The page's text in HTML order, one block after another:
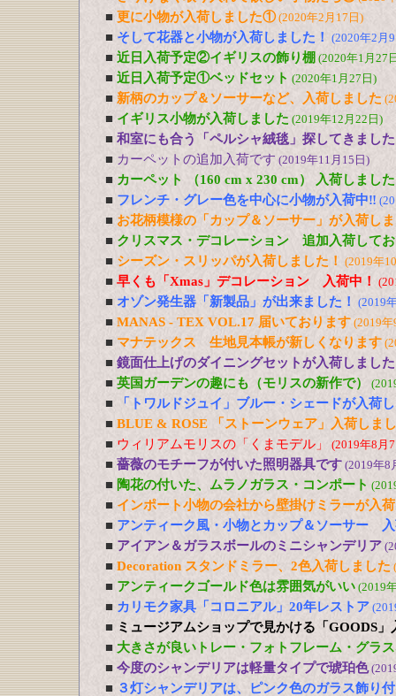
■ 更に小物が入荷しました①(2020年2月17日)
■ そして花器と小物が入荷しました！ (2020年2月
■ 近日入荷予定②イギリスの飾り棚 (2020年1月27
■ 近日入荷予定①ベッドセット (2020年1月27日)
■ 新柄のカップ＆ソーサーなど、入荷しました
■ イギリス小物が入荷しました (2019年12月22日)
■ 和室にも合う「ペルシャ絨毯」探してきまし
■ カーペットの追加入荷です (2019年11月15日)
■ カーペット （160 cm x 230 cm） 入荷しました
■ フレンチ・グレー色を中心に小物が入荷中‼
■ お花柄模様の「カップ＆ソーサー」が入荷し
■ クリスマス・デコレーション 追加入荷して
■ シーズン・スリッパが入荷しました！ (2019年
■ 早くも「Xmas」デコレーション 入荷中！
■ オゾン発生器「新製品」が出来ました！ (2019
■ MANAS - TEX VOL.17 届いております (2019
■ マナテックス 生地見本帳が新しくなります
■ 鏡面仕上げのダイニングセットが入荷しました
■ 英国ガーデンの趣にも（モリスの新作で）
■
「トワルドジュイ」ブルー・シェードが入荷
■ BLUE & ROSE 「ストーンウェア」入荷しま
■ ウィリアムモリスの「くまモデル」 (2019年8月
■ 薔薇のモチーフが付いた照明器具です (2019年8
■ 陶花の付いた、ムラノガラス・コンポート
■ インポート小物の会社から壁掛けミラーが入荷
■ アンティーク風・小物とカップ＆ソーサー
■ アイアン＆ガラスボールのミニシャンデリア
■ Decoration スタンドミラー、2色入荷しました
■ アンティークゴールド色は雰囲気がいい (2019
■ カリモク家具「コロニアル」20年レストア
■ ミュージアムショップで見かける「GOODS」
■ 大きさが良いトレー・フォトフレーム・グラ
■ 今度のシャンデリアは軽量タイプで琥珀色
■ ３灯シャンデリアは、ピンク色のガラス飾り付